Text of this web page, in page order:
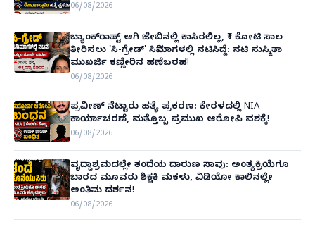
06/08/2026
ಬ್ಯಾಂಕ್‌ರಾಪ್ಟ್‌ ಆಗಿ ಜೇಬಿನಲ್ಲಿ ಕಾಸಿರಲಿಲ್ಲ, ₹1 ಕೋಟಿ ಸಾಲ
ತೀರಿಸಲು 'ಸಿ-ಗ್ರೇಡ್' ಸಿನಿಮಾಗಳಲ್ಲಿ ನಟಿಸಿದ್ದೆ: ನಟಿ ಸುಸ್ಮಿತಾ
ಮುಖರ್ಜಿ ಕಣ್ಣೀರಿನ ಹಣೆಬರಹ!
06/08/2026
ಪ್ರವೀಣ್ ನೆಟ್ಟಾರು ಹತ್ಯೆ ಪ್ರಕರಣ: ಕೇರಳದಲ್ಲಿ NIA
ಕಾರ್ಯಾಚರಣೆ, ಮತ್ತೊಬ್ಬ ಪ್ರಮುಖ ಆರೋಪಿ ವಶಕ್ಕೆ!
06/08/2026
ವೃದ್ಧಾಶ್ರಮದಲ್ಲೇ ತಂದೆಯ ದಾರುಣ ಸಾವು: ಅಂತ್ಯಕ್ರಿಯೆಗೂ
ಬಾರದ ಮೂವರು ಶಿಕ್ಷಕಿ ಮಕಳು, ವಿಡಿಯೋ ಕಾಲಿನಲ್ಲೇ
ಅಂತಿಮ ದರ್ಶನ!
06/08/2026